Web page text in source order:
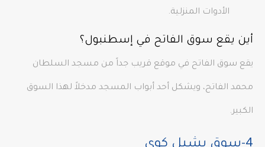
الأدوات المنزلية.
أين يقع سوق الفاتح في إسطنبول؟
يقع سوق الفاتح في موقع قريب جداً من مسجد السلطان
محمد الفاتح، ويشكل أحد أبواب المسجد مدخلاً لهذا السوق
الكبير.